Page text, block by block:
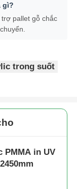
gì?
pallet gỗ chắc
trong suốt
PMMA in UV